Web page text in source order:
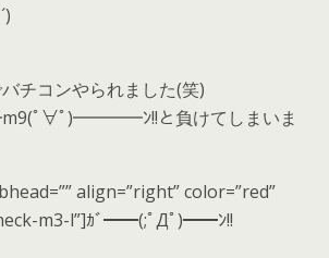
チコンやられました(笑)
ﾟ∀ﾟ)━━━━ﾝ!!と負けてしまいま
align=”right” color=”red”
m3-l”]ｶﾞ━━(;ﾟДﾟ)━━ﾝ!!